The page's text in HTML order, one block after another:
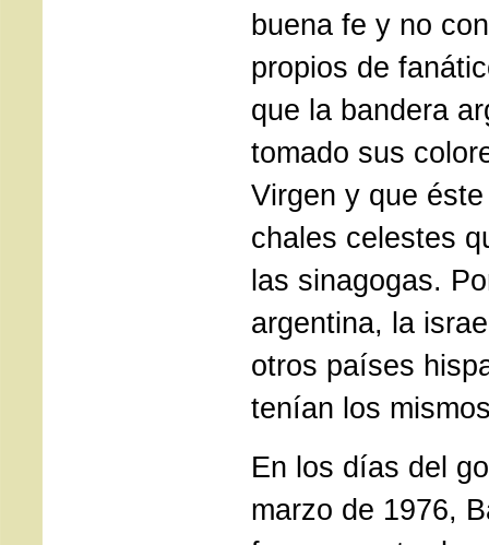
buena fe y no
propios de
que la bandera
tomado sus
Virgen y que
chales celestes
las sinagogas.
argentina, la
otros países
tenían los
En los días del
marzo de 1976,